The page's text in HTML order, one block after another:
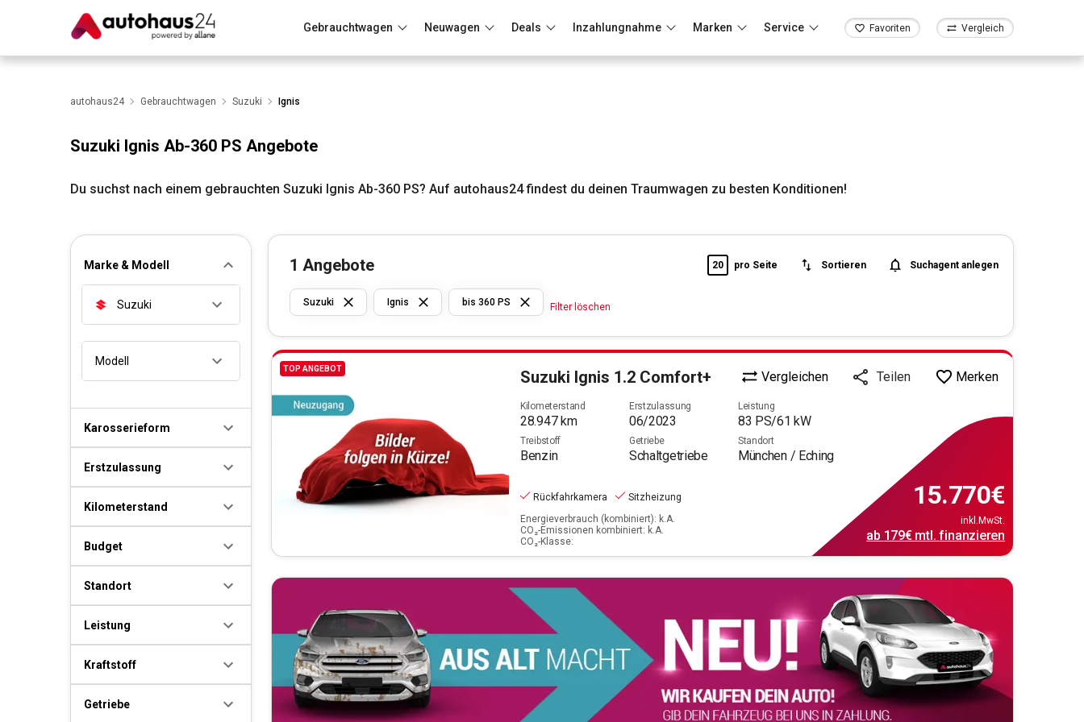
Gebrauchtwagen Neuwagen Deals Inzahlungnahme Marken Service Favoriten Vergleich
Wir bewerten dein AutoRund um die Inzahlungnahme
autohaus24 Gebrauchtwagen Suzuki Ignis
Suzuki Ignis Ab-360 PS Angebote
Du suchst nach einem gebrauchten Suzuki Ignis Ab-360 PS? Auf autohaus24 findest du deinen Traumwagen zu besten Konditionen!
Marke & Modell
Suzuki
Modell
Karosserieform
Erstzulassung
Kilometerstand
Budget
Standort
Leistung
Kraftstoff
Getriebe
1 Angebote
bis
PS
Filter löschen
20 pro Seite Sortieren Suchagent anlegen
Suzuki Ignis bis 360 PS Filter löschen
TOP ANGEBOT Suzuki Ignis 1.2 Comfort+ Vergleichen Teilen Merken
Kilometerstand
28.947km
Erstzulassung
06/2023
Leistung
83 PS/61 kW
Treibstoff
Benzin
Getriebe
Schaltgetriebe
Standort
München / Eching
Rückfahrkamera
Sitzheizung
Energieverbrauch (kombiniert): k.A.
CO₂-Emissionen kombiniert: k.A.
CO₂-Klasse:
15.770€
inkl.MwSt.
ab 179€mtl. finanzieren